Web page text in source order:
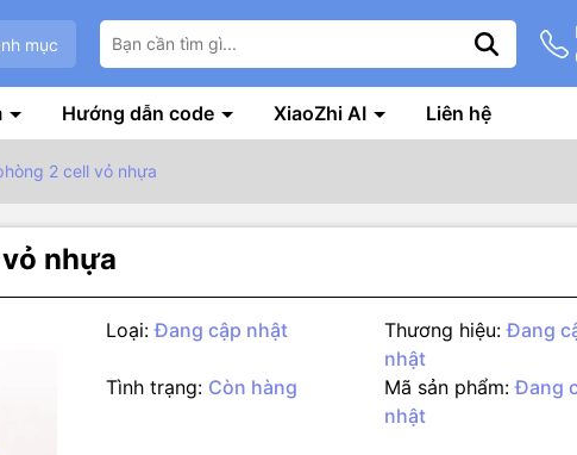
mục
Hướng dẫn code XiaoZhi AI Liên hệ
2 cell vỏ nhựa
nhựa
Loại: Đang cập nhật Thương hiệu: Đang
nhật
Tình trạng: Còn hàng Mã sản phẩm: Đang
nhật